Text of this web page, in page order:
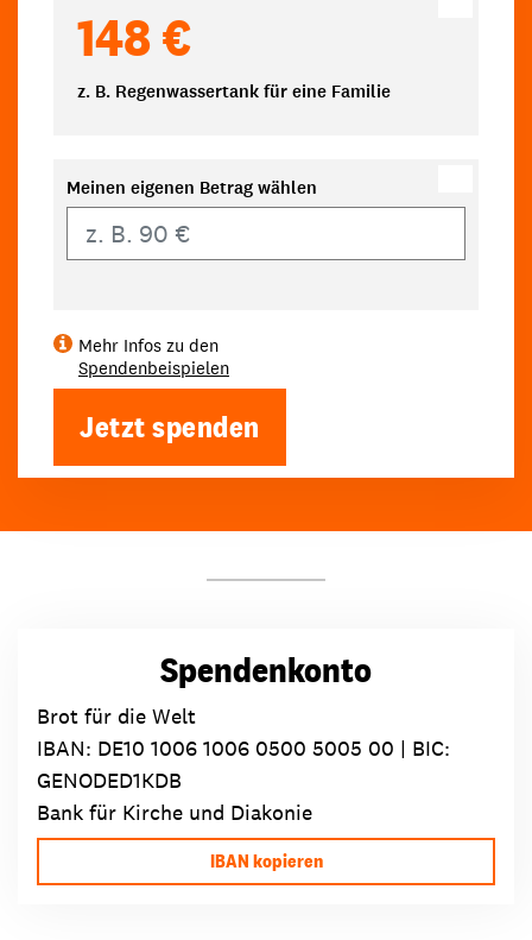
148 €
z. B. Regenwassertank für eine Familie
Meinen eigenen Betrag wählen
Mehr Infos zu den
Spendenbeispielen
Jetzt spenden
Spendenkonto
Brot für die Welt
IBAN: DE10 1006 1006 0500 5005 00 | BIC:
GENODED1KDB
Bank für Kirche und Diakonie
IBAN kopieren